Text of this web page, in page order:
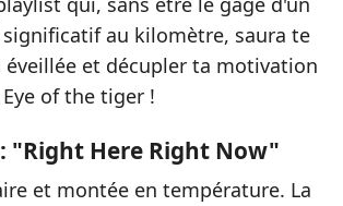
au kilomètre, saura te
et décupler ta motivation
of the tiger !
"Right Here Right Now"
et montée en température. La